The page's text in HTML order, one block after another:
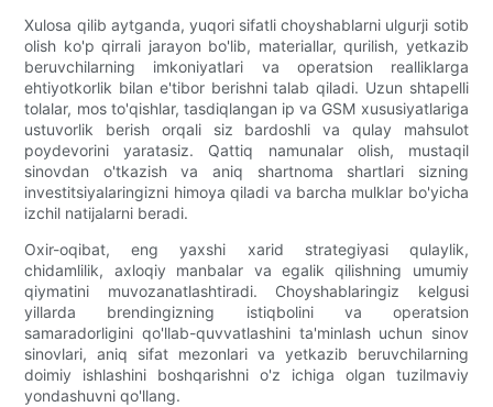
Xulosa qilib aytganda, yuqori sifatli choyshablarni ulgurji sotib
olish ko'p qirrali jarayon bo'lib, materiallar, qurilish, yetkazib
beruvchilarning imkoniyatlari va operatsion realliklarga
ehtiyotkorlik bilan e'tibor berishni talab qiladi. Uzun shtapelli
tolalar, mos to'qishlar, tasdiqlangan ip va GSM xususiyatlariga
ustuvorlik berish orqali siz bardoshli va qulay mahsulot
poydevorini yaratasiz. Qattiq namunalar olish, mustaqil
sinovdan o'tkazish va aniq shartnoma shartlari sizning
investitsiyalaringizni himoya qiladi va barcha mulklar bo'yicha
izchil natijalarni beradi.
Oxir-oqibat, eng yaxshi xarid strategiyasi qulaylik,
chidamlilik, axloqiy manbalar va egalik qilishning umumiy
qiymatini muvozanatlashtiradi. Choyshablaringiz kelgusi
yillarda brendingizning istiqbolini va operatsion
samaradorligini qo'llab-quvvatlashini ta'minlash uchun sinov
sinovlari, aniq sifat mezonlari va yetkazib beruvchilarning
doimiy ishlashini boshqarishni o'z ichiga olgan tuzilmaviy
yondashuvni qo'llang.